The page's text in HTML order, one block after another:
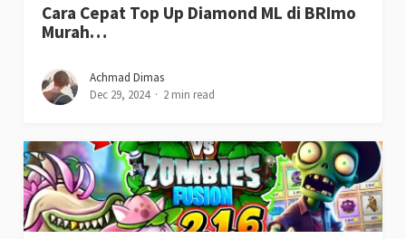
Cara Cepat Top Up Diamond ML di BRImo
Murah…
Achmad Dimas
Dec 29, 2024
2 min read